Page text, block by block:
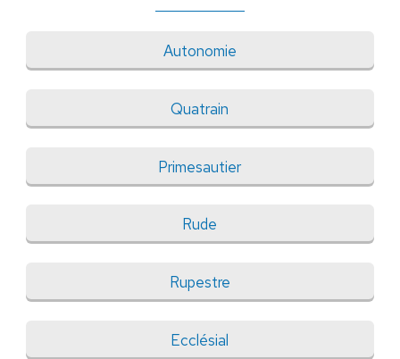
Autonomie
Quatrain
Primesautier
Rude
Rupestre
Ecclésial